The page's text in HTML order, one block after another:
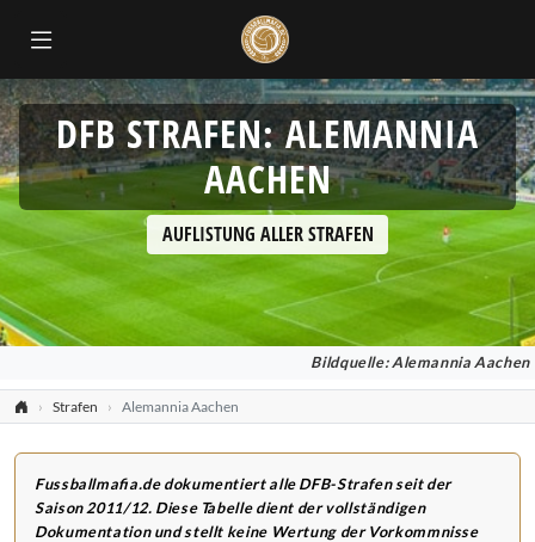
DFB STRAFEN: ALEMANNIA
AACHEN
AUFLISTUNG ALLER STRAFEN
Bildquelle: Alemannia Aachen
Strafen Alemannia Aachen
Fussballmafia.de dokumentiert alle DFB-Strafen seit der
Saison 2011/12. Diese Tabelle dient der vollständigen
Dokumentation und stellt keine Wertung der Vorkommnisse